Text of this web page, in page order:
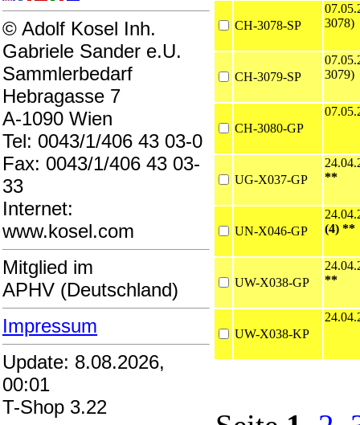
© Adolf Kosel Inh.
Gabriele Sander e.U.
Sammlerbedarf
Hebragasse 7
A-1090 Wien
Tel: 0043/1/406 43 03-0
Fax: 0043/1/406 43 03-
33
Internet:
www.kosel.com
Mitglied im
APHV (Deutschland)
Impressum
Update: 8.08.2026,
00:01
T-Shop 3.22
CH-3078-SP
3078)
CH-3079-SP
3079)
CH-3080-GP
UG-X037-GP
**
UN-X046-GP
(4) **
UW-X038-GP
**
UW-X038-KP